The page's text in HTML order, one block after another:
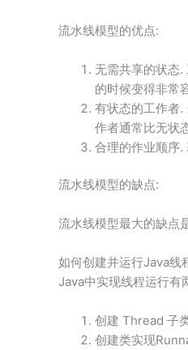
流水线模型的优点:
无需共享的状态
的时候变得非常
有状态的工作者.
作者通常比无状
合理的作业顺序.
流水线模型的缺点:
流水线模型最大的缺点
如何创建并运行Java线
Java中实现线程运行有
创建 Thread 子
创建类实现